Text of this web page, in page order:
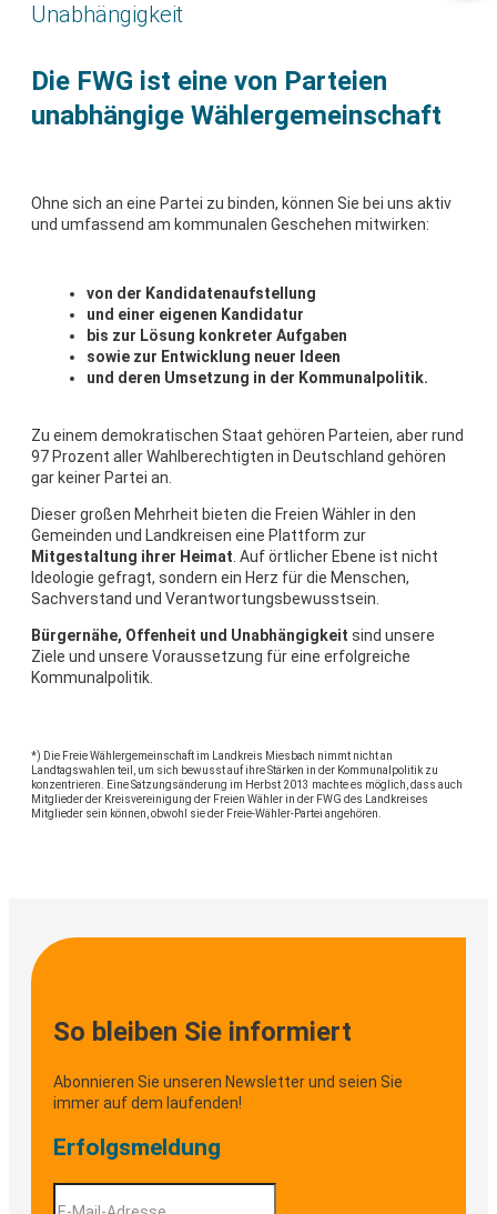
Unabhängigkeit
Die FWG ist eine von Parteien
unabhängige Wählergemeinschaft
Ohne sich an eine Partei zu binden, können Sie bei uns aktiv
und umfassend am kommunalen Geschehen mitwirken:
von der Kandidatenaufstellung
und einer eigenen Kandidatur
bis zur Lösung konkreter Aufgaben
sowie zur Entwicklung neuer Ideen
und deren Umsetzung in der Kommunalpolitik.
Zu einem demokratischen Staat gehören Parteien, aber rund
97 Prozent aller Wahlberechtigten in Deutschland gehören
gar keiner Partei an.
Dieser großen Mehrheit bieten die Freien Wähler in den
Gemeinden und Landkreisen eine Plattform zur
Mitgestaltung ihrer Heimat . Auf örtlicher Ebene ist nicht
Ideologie gefragt, sondern ein Herz für die Menschen,
Sachverstand und Verantwortungsbewusstsein.
Bürgernähe, Offenheit und Unabhängigkeit sind unsere
Ziele und unsere Voraussetzung für eine erfolgreiche
Kommunalpolitik.
*) Die Freie Wählergemeinschaft im Landkreis Miesbach nimmt nicht an
Landtagswahlen teil, um sich bewusst auf ihre Stärken in der Kommunalpolitik zu
konzentrieren. Eine Satzungsänderung im Herbst 2013 machte es möglich, dass auch
Mitglieder der Kreisvereinigung der Freien Wähler in der FWG des Landkreises
Mitglieder sein können, obwohl sie der Freie-Wähler-Partei angehören.
So bleiben Sie informiert
Abonnieren Sie unseren Newsletter und seien Sie
immer auf dem laufenden!
Erfolgsmeldung